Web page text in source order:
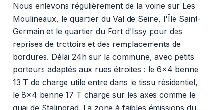
Nous enlevons régulièrement de la voirie sur Les
Moulineaux, le quartier du Val de Seine, l'Île Saint-
Germain et le quartier du Fort d'Issy pour des
reprises de trottoirs et des remplacements de
bordures. Délai 24h sur la commune, avec petits
porteurs adaptés aux rues étroites : le 6x4 benne
13 T de charge utile entre dans le tissu résidentiel,
le 8x4 benne 17 T charge sur les axes comme le
quai de Stalingrad. La zone à faibles émissions du